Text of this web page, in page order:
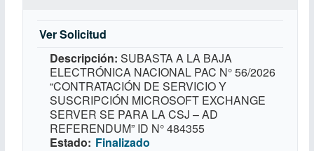
Ver Solicitud
Descripción SUBASTA A LA BAJA
ELECTRÓNICA NACIONAL PAC N° 56/2026
“CONTRATACIÓN DE SERVICIO Y
SUSCRIPCIÓN MICROSOFT EXCHANGE
SERVER SE PARA LA CSJ – AD
REFERENDUM” ID N° 484355
Estado Finalizado